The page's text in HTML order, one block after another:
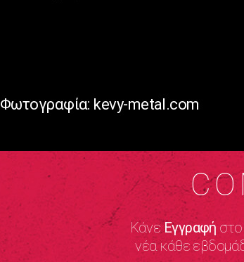
Φωτογραφία: kevy-metal.com
ΚάνεΕγγραφή στο
νέα κάθε